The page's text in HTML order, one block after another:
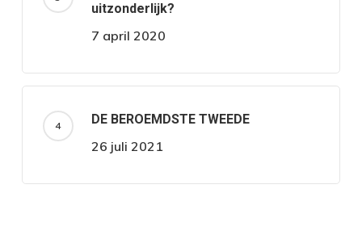
uitzonderlijk?
7 april 2020
DE BEROEMDSTE TWEEDE
26 juli 2021